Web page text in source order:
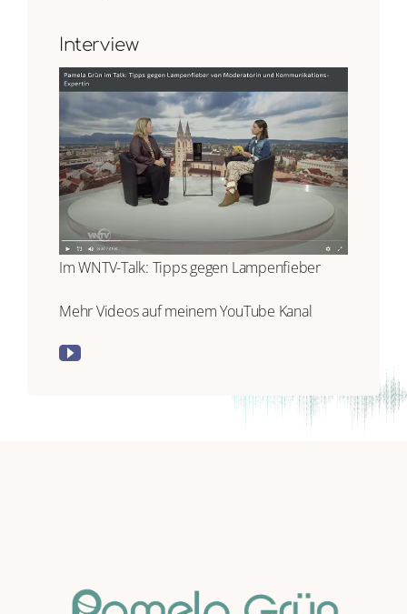
Interview
Im WNTV-Talk: Tipps gegen Lampenfieber
Mehr Videos auf meinem YouTube Kanal